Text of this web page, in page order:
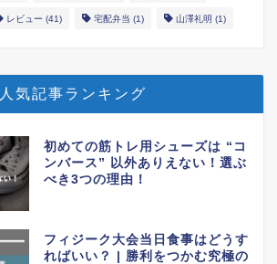
レビュー (41) 宅配弁当 (1) 山澤礼明 (1)
人気記事ランキング
初めての筋トレ用シューズは “コ
ンバース” 以外ありえない！選ぶ
べき3つの理由！
フィジーク大会当日食事はどうす
ればいい？ | 勝利をつかむ究極の